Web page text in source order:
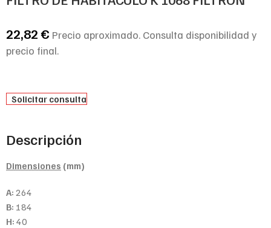
22,82€ Precio aproximado. Consulta disponibilidad y
precio final.
Solicitar consulta
Descripción
Dimensiones (mm)
A: 264
B: 184
H: 40